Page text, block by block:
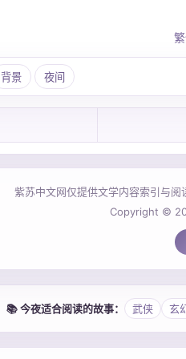
背景 夜间
紫苏中文网仅提供文学内容索引与阅
Copyright ©
📚 今夜适合阅读的故事： 武侠 玄